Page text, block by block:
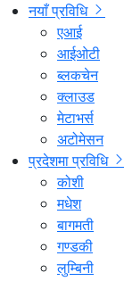
नयाँ प्रविधि
एआई
आईओटी
ब्लकचेन
क्लाउड
मेटाभर्स
अटोमेसन
प्रदेशमा प्रविधि
कोशी
मधेश
बागमती
गण्डकी
लुम्बिनी